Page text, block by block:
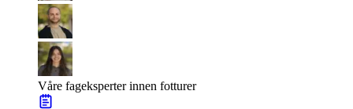
Våre fageksperter innen fotturer